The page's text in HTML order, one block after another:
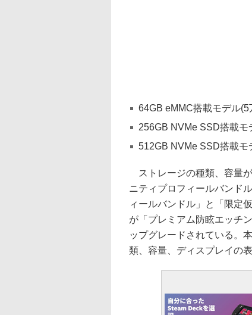
64GB eMMC搭載モデル(5
256GB NVMe SSD搭載モ
512GB NVMe SSD搭載モ
ストレージの種類、容量
ニティプロフィールバンド
ィールバンドル」と「限定
が「プレミアム防眩エッチ
ップグレードされている。
類、容量、ディスプレイの